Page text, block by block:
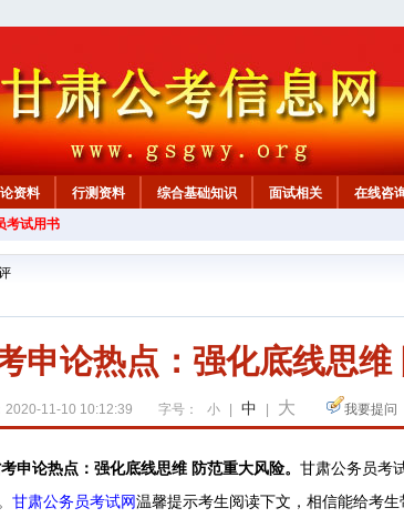
资料 行测资料 综合基础知识 面试相关 在线咨
考试用书
申论热点：强化底线思维
2020-11-10 10:12:39 字号： 小 中 大 我要提问
申论热点： 强化底线思维 防范重大风险。 甘肃公务员考
甘肃公务员考试网温馨提示考生阅读下文，相信能给考生